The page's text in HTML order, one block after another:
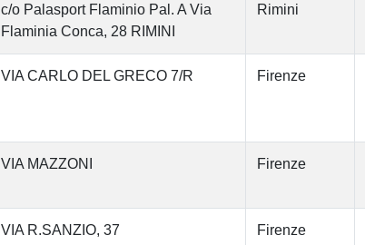
c/o Palasport Flaminio Pal. A Via
Flaminia Conca, 28 RIMINI
Rimini
VIA CARLO DEL GRECO 7/R Firenze
VIA MAZZONI Firenze
VIA R.SANZIO, 37 Firenze